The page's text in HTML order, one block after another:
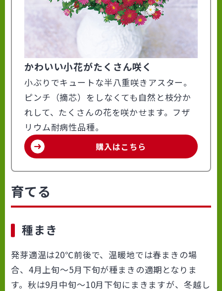
かわいい小花がたくさん咲く
小ぶりでキュートな半八重咲きアスター。
ピンチ（摘芯）をしなくても自然と枝分か
れして、たくさんの花を咲かせます。フザ
リウム耐病性品種。
購入はこちら
育てる
種まき
発芽適温は20℃前後で、温暖地では春まきの場
合、4月上旬～5月下旬が種まきの適期となりま
す。秋は9月中旬～10月下旬にまきますが、冬越し